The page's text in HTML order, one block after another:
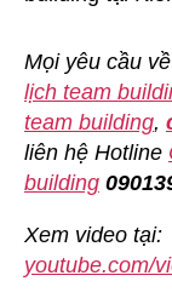
Mọi yêu cầu về
lịch team
team building,
liên hệ Hotline
building
Xem video tại:
youtube.com/